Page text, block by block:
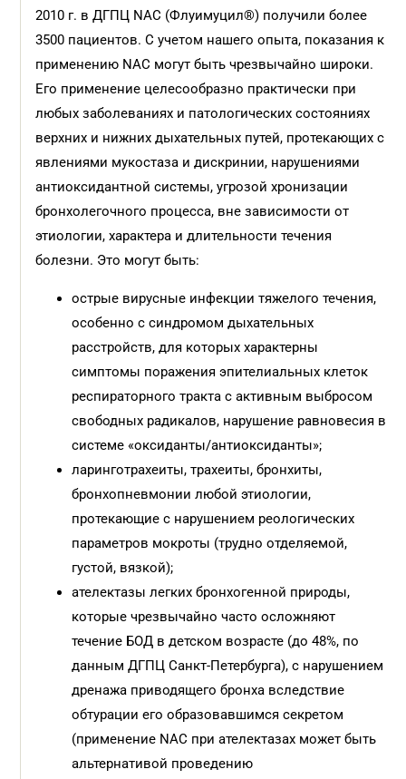
2010 г. в ДГПЦ NAC (Флуимуцил®) получили более
3500 пациентов. С учетом нашего опыта, показания к
применению NАС могут быть чрезвычайно широки.
Его применение целесообразно практически при
любых заболеваниях и патологических состояниях
верхних и нижних дыхательных путей, протекающих с
явлениями мукостаза и дискринии, нарушениями
антиоксидантной системы, угрозой хронизации
бронхолегочного процесса, вне зависимости от
этиологии, характера и длительности течения
болезни. Это могут быть:
острые вирусные инфекции тяжелого течения,
особенно с синдромом дыхательных
расстройств, для которых характерны
симптомы поражения эпителиальных клеток
респираторного тракта с активным выбросом
свободных радикалов, нарушение равновесия в
системе «оксиданты/антиоксиданты»;
ларинготрахеиты, трахеиты, бронхиты,
бронхопневмонии любой этиологии,
протекающие с нарушением реологических
параметров мокроты (трудно отделяемой,
густой, вязкой);
ателектазы легких бронхогенной природы,
которые чрезвычайно часто осложняют
течение БОД в детском возрасте (до 48%, по
данным ДГПЦ Санкт-Петербурга), с нарушением
дренажа приводящего бронха вследствие
обтурации его образовавшимся секретом
(применение NАС при ателектазах может быть
альтернативой проведению